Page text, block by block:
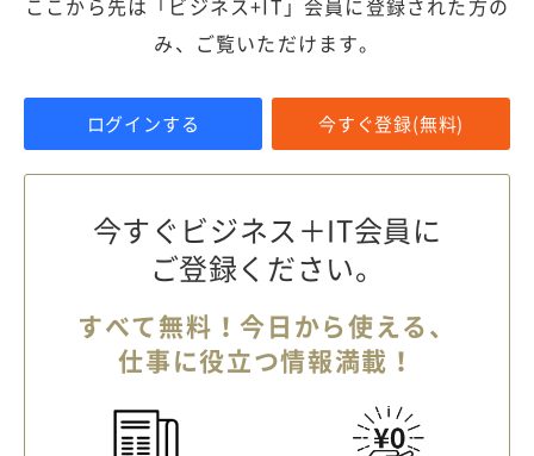
ここから先は「ビジネス+IT」会員に登録された方の
み、ご覧いただけます。
ログインする 今すぐ登録(無料)
今すぐビジネス＋IT会員に
ご登録ください。
すべて無料！今日から使える、
仕事に役立つ情報満載！